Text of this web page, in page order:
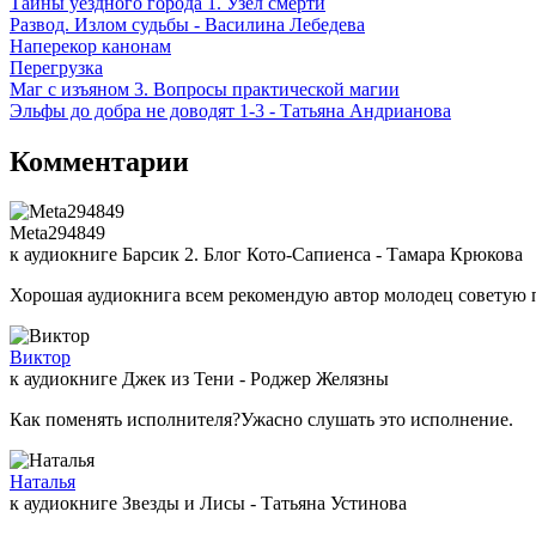
Развод. Излом судьбы - Василина Лебедева
Наперекор канонам
Перегрузка
Маг с изъяном 3. Вопросы практической магии
Эльфы до добра не доводят 1-3 - Татьяна Андрианова
Комментарии
Meta294849
к аудиокниге Барсик 2. Блог Кото-Сапиенса - Тамара Крюкова
Хорошая аудиокнига всем рекомендую автор молодец советую
Виктор
к аудиокниге Джек из Тени - Роджер Желязны
Как поменять исполнителя?Ужасно слушать это исполнение.
Наталья
к аудиокниге Звезды и Лисы - Татьяна Устинова